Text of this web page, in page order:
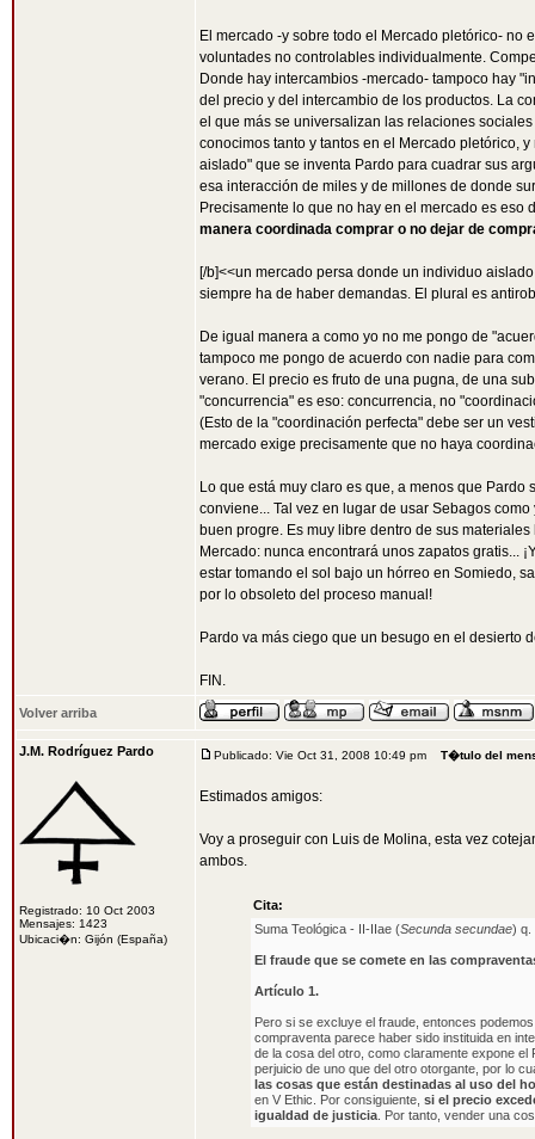
El mercado -y sobre todo el Mercado pletórico-
voluntades no controlables individualmente.
Donde hay intercambios -mercado- tampoco hay
del precio y del intercambio de los productos. La
el que más se universalizan las relaciones
conocimos tanto y tantos en el Mercado pletórico,
aislado" que se inventa Pardo para cuadrar sus
esa interacción de miles y de millones de donde
Precisamente lo que no hay en el mercado es eso
manera coordinada comprar o no dejar de
[/b]<<un mercado persa donde un individuo
siempre ha de haber demandas. El plural es
De igual manera a como yo no me pongo de
tampoco me pongo de acuerdo con nadie para
verano. El precio es fruto de una pugna, de una
"concurrencia" es eso: concurrencia, no
(Esto de la "coordinación perfecta" debe ser un
mercado exige precisamente que no haya
Lo que está muy claro es que, a menos que
conviene... Tal vez en lugar de usar Sebagos
buen progre. Es muy libre dentro de sus
Mercado: nunca encontrará unos zapatos gratis...
estar tomando el sol bajo un hórreo en Somiedo,
por lo obsoleto del proceso manual!
Pardo va más ciego que un besugo en el desierto
FIN.
Volver arriba
J.M. Rodríguez Pardo
Registrado: 10 Oct 2003
Mensajes: 1423
Ubicaci�n: Gijón (España)
Publicado: Vie Oct 31, 2008 10:49 pm T�tulo del
Estimados amigos:
Voy a proseguir con Luis de Molina, esta vez
ambos.
Cita:
Suma Teológica - II-IIae (Secunda secundae) q.
El fraude que se comete en las
Artículo 1.
Pero si se excluye el fraude, entonces
compraventa parece haber sido instituida en
de la cosa del otro, como claramente expone
perjuicio de uno que del otro otorgante, por lo
las cosas que están destinadas al uso del
en V Ethic. Por consiguiente, si el precio
igualdad de justicia . Por tanto, vender una